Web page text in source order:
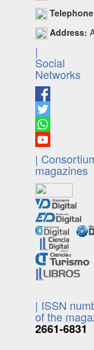
Address:
|
Social
Networks
|
magazines
| ISSN
of the
2661-6831